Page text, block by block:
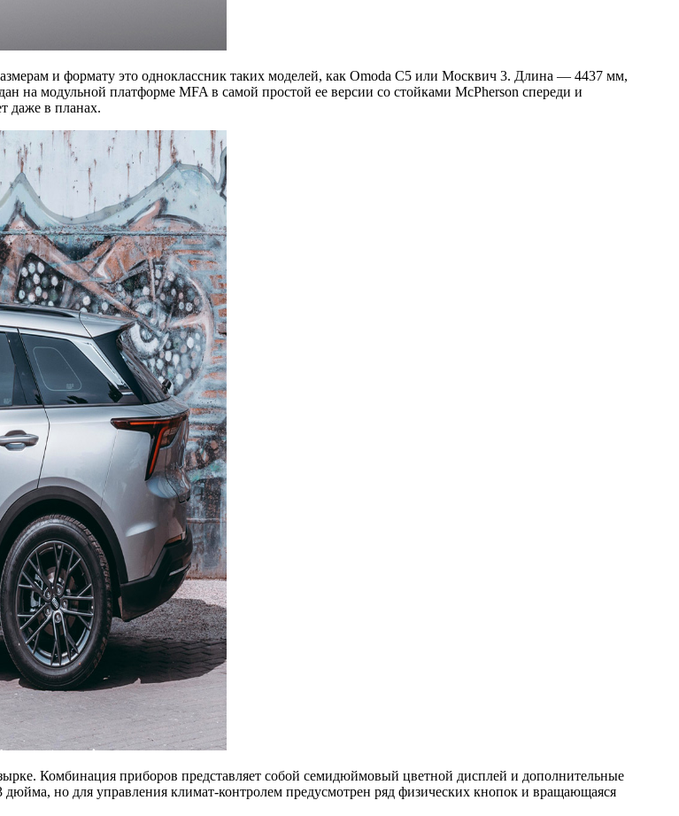
и формату это одноклассник таких моделей, как Omoda C5 или Москвич 3. Длина — 4437 мм,
модульной платформе MFA в самой простой ее версии со стойками McPherson спереди и
даже в планах.
Комбинация приборов представляет собой семидюймовый цветной дисплей и дополнительные
но для управления климат-контролем предусмотрен ряд физических кнопок и вращающаяся